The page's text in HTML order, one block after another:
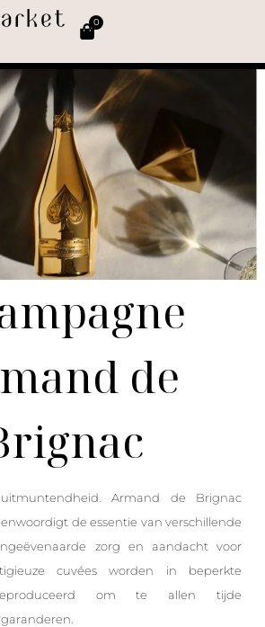
0
de
Armand de Brignac
de essentie van verschillende
zorg en aandacht voor
cuvées worden in beperkte
om te allen tijde